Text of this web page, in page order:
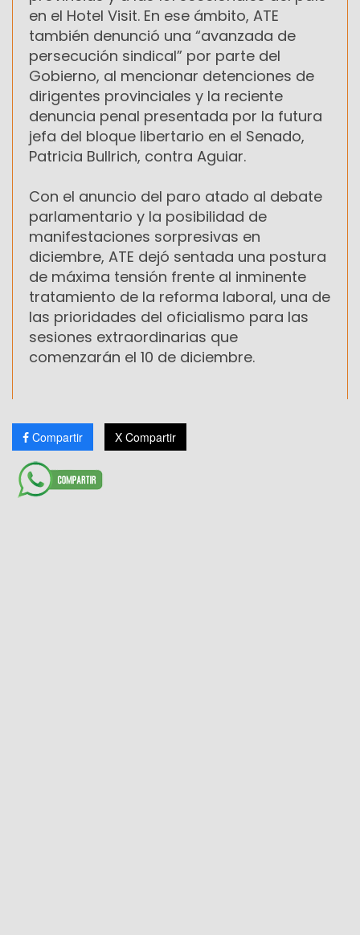
en el Hotel Visit. En ese ámbito, ATE
también denunció una “avanzada de
persecución sindical” por parte del
Gobierno, al mencionar detenciones de
dirigentes provinciales y la reciente
denuncia penal presentada por la futura
jefa del bloque libertario en el Senado,
Patricia Bullrich, contra Aguiar.
Con el anuncio del paro atado al debate
parlamentario y la posibilidad de
manifestaciones sorpresivas en
diciembre, ATE dejó sentada una postura
de máxima tensión frente al inminente
tratamiento de la reforma laboral, una de
las prioridades del oficialismo para las
sesiones extraordinarias que
comenzarán el 10 de diciembre.
Compartir X Compartir